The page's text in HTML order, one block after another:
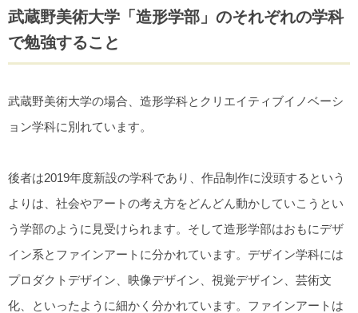
武蔵野美術大学「造形学部」のそれぞれの学科
で勉強すること
武蔵野美術大学の場合、造形学科とクリエイティブイノベーシ
ョン学科に別れています。
後者は2019年度新設の学科であり、作品制作に没頭するという
よりは、社会やアートの考え方をどんどん動かしていこうとい
う学部のように見受けられます。そして造形学部はおもにデザ
イン系とファインアートに分かれています。デザイン学科には
プロダクトデザイン、映像デザイン、視覚デザイン、芸術文
化、といったように細かく分かれています。ファインアートは